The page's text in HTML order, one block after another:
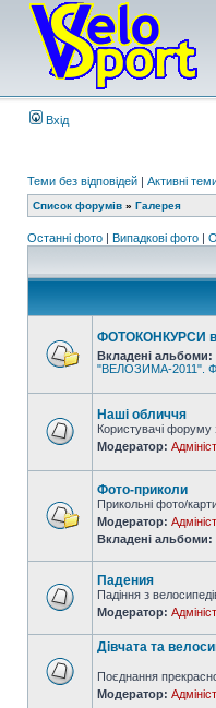
Вхід
Теми без відповідей | Активні
Список форумів » Галерея
Останні фото | Випадкові фото |
ФОТОКОНКУРСИ
Вкладені альбоми:
"ВЕЛОЗИМА-2011".
Наші обличчя
Користувачі форуму
Модератор:
Фото-приколи
Прикольні фото/
Модератор:
Вкладені альбоми:
Падения
Падіння з
Модератор:
Дівчата та
Поєднання
Модератор: